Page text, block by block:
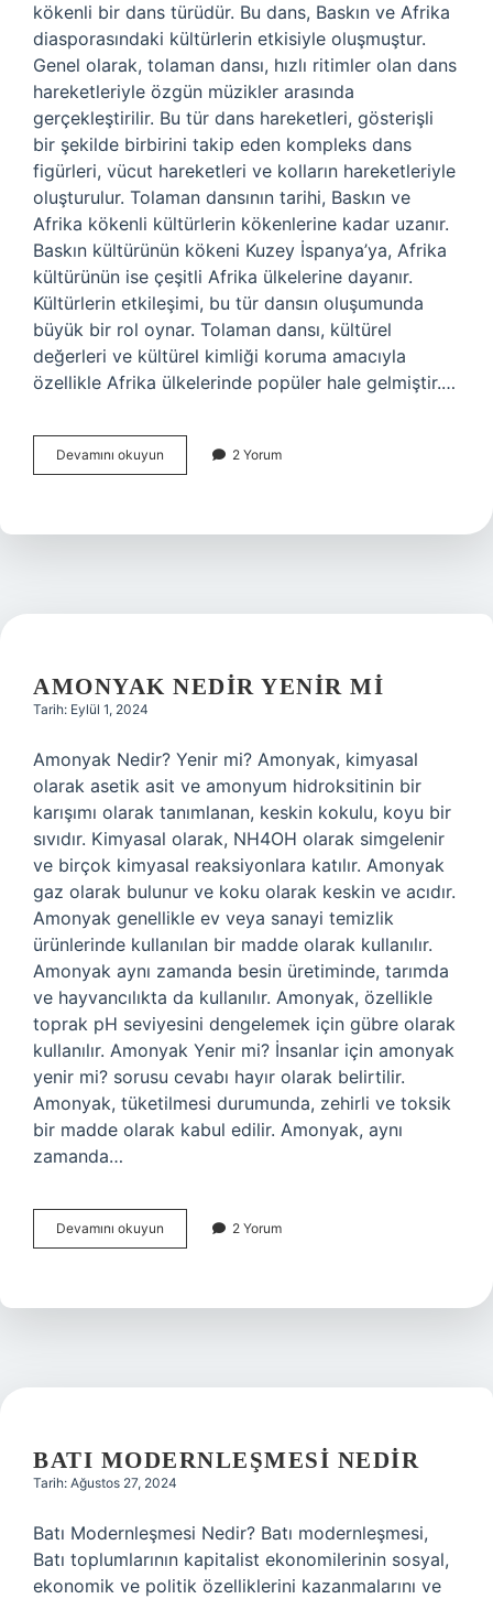
kökenli bir dans türüdür. Bu dans, Baskın ve Afrika
diasporasındaki kültürlerin etkisiyle oluşmuştur.
Genel olarak, tolaman dansı, hızlı ritimler olan dans
hareketleriyle özgün müzikler arasında
gerçekleştirilir. Bu tür dans hareketleri, gösterişli
bir şekilde birbirini takip eden kompleks dans
figürleri, vücut hareketleri ve kolların hareketleriyle
oluşturulur. Tolaman dansının tarihi, Baskın ve
Afrika kökenli kültürlerin kökenlerine kadar uzanır.
Baskın kültürünün kökeni Kuzey İspanya’ya, Afrika
kültürünün ise çeşitli Afrika ülkelerine dayanır.
Kültürlerin etkileşimi, bu tür dansın oluşumunda
büyük bir rol oynar. Tolaman dansı, kültürel
değerleri ve kültürel kimliği koruma amacıyla
özellikle Afrika ülkelerinde popüler hale gelmiştir.…
Devamını okuyun Tolaman
ne
2 Yorum
AMONYAK NEDIR YENIR MI
Tarih: Eylül 1, 2024
Amonyak Nedir? Yenir mi? Amonyak, kimyasal
olarak asetik asit ve amonyum hidroksitinin bir
karışımı olarak tanımlanan, keskin kokulu, koyu bir
sıvıdır. Kimyasal olarak, NH4OH olarak simgelenir
ve birçok kimyasal reaksiyonlara katılır. Amonyak
gaz olarak bulunur ve koku olarak keskin ve acıdır.
Amonyak genellikle ev veya sanayi temizlik
ürünlerinde kullanılan bir madde olarak kullanılır.
Amonyak aynı zamanda besin üretiminde, tarımda
ve hayvancılıkta da kullanılır. Amonyak, özellikle
toprak pH seviyesini dengelemek için gübre olarak
kullanılır. Amonyak Yenir mi? İnsanlar için amonyak
yenir mi? sorusu cevabı hayır olarak belirtilir.
Amonyak, tüketilmesi durumunda, zehirli ve toksik
bir madde olarak kabul edilir. Amonyak, aynı
zamanda…
Devamını okuyun Amonyak
nedir
2 Yorum
BATI MODERNLEŞMESI NEDIR
Tarih: Ağustos 27, 2024
Batı Modernleşmesi Nedir? Batı modernleşmesi,
Batı toplumlarının kapitalist ekonomilerinin sosyal,
ekonomik ve politik özelliklerini kazanmalarını ve